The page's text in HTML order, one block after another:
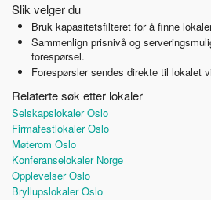
Slik velger du
Bruk kapasitetsfilteret for å finne
Sammenlign prisnivå og
forespørsel.
Forespørsler sendes direkte til lokalet
Relaterte søk etter lokaler
Selskapslokaler Oslo
Firmafestlokaler Oslo
Møterom Oslo
Konferanselokaler Norge
Opplevelser Oslo
Bryllupslokaler Oslo